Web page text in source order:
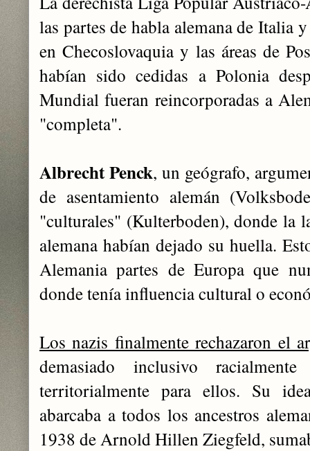
las partes de habla alemana de Italia
en Checoslovaquia y las áreas de
habían sido cedidas a Polonia
Mundial fueran reincorporadas a
"completa".
Albrecht Penck, un geógrafo,
de asentamiento alemán
"culturales" (Kulterboden), donde la
alemana habían dejado su huella.
Alemania partes de Europa que
donde tenía influencia cultural o
Los nazis finalmente rechazaron el
demasiado inclusivo
territorialmente para ellos. Su
abarcaba a todos los ancestros
1938 de Arnold Hillen Ziegfeld,